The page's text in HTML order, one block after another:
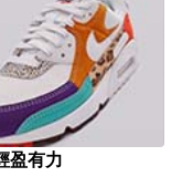
盈有力